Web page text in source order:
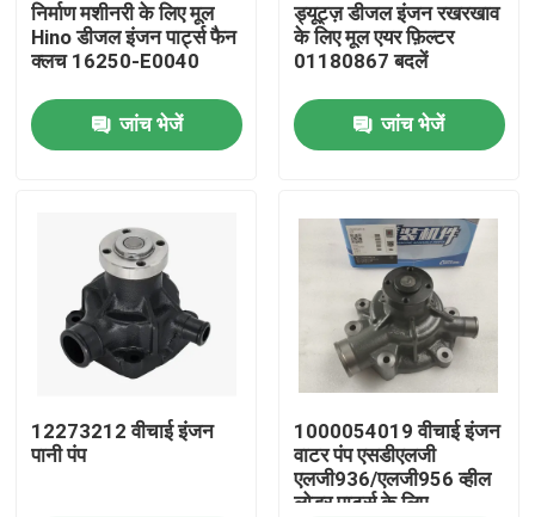
हमारे बारे में
गुणवत्ता नियंत्रण
निर्माण मशीनरी के लिए मूल
Hino डीजल इंजन पार्ट्स फैन
क्लच 16250-E0040
जांच भेजें
ड्यूट्ज़ डीजल इंजन रखरखाव
के लिए मूल एयर फ़िल्टर
01180867 बदलें
जांच भेजें
12273212 वीचाई इंजन
पानी पंप
1000054019 वीचाई इंजन
वाटर पंप एसडीएलजी
एलजी936/एलजी956 व्हील
लोडर पार्ट्स के लिए